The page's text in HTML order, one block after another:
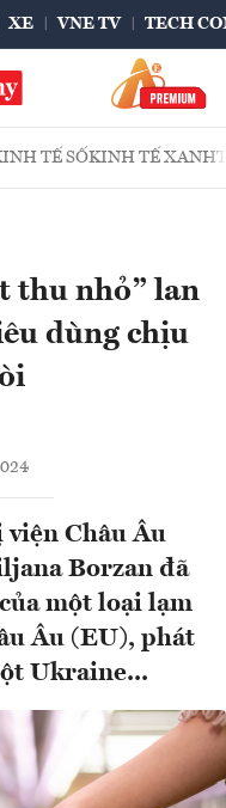
XE VNE TV TECH
TẾ SỐKINH TẾ XANH
thu nhỏ” lan
dùng chịu
Châu Âu
Borzan đã
một loại lạm
Âu (EU), phát
Ukraine...